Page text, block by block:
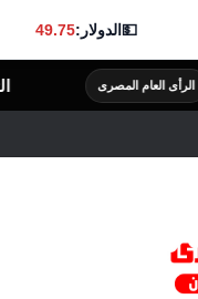
💵الدولار:49.75
الثريد السعودي.. طبق تراثي